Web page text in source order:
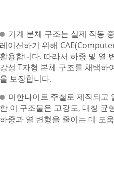
기계 본체 구조는 실제 작동
레이션하기 위해
활용합니다. 따라서 하중 및 열
강성 T자형 본체 구조를 채택하
을 보장합니다.
미한나이트 주철로 제작되고
한 이 구조물은 고강도, 대칭 균
하중과 열 변형을 줄이는 데 도